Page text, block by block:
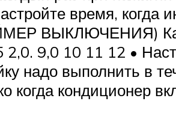
время, когда
ВЫКЛЮЧЕНИЯ)
2,0. 9,0 10 11 12 •
надо выполнить в
когда кондиционер